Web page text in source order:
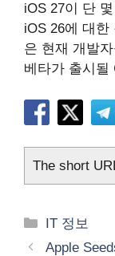
iOS 27이 단
iOS 26에 대한
은 현재 개발
베타가 출시될
The short
카
테
IT 정보
Apple